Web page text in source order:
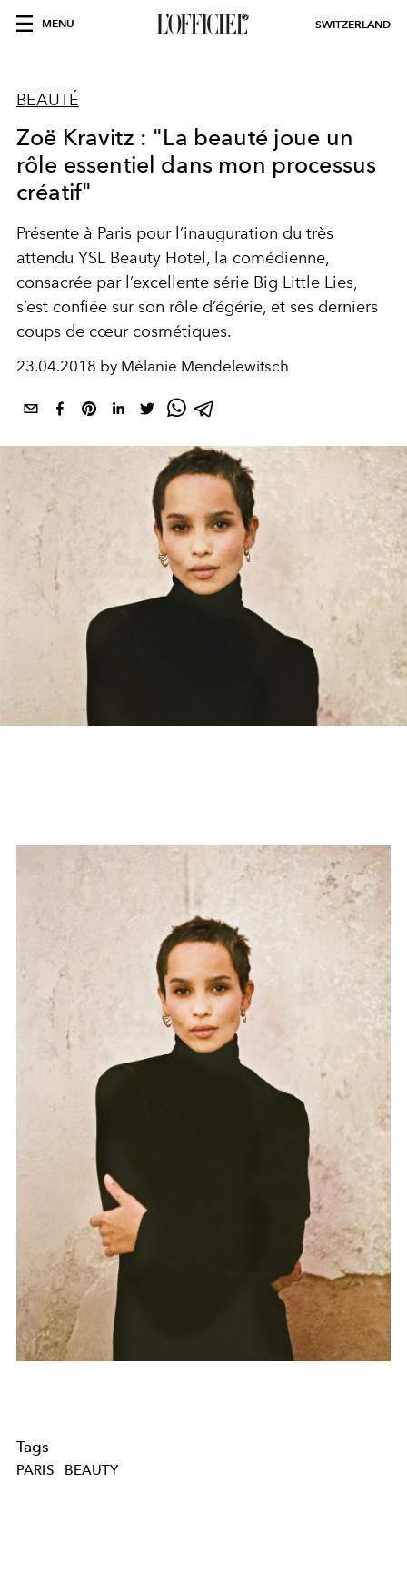
MENU SWITZERLAND
BEAUTÉ
Zoë Kravitz : "La beauté joue un
rôle essentiel dans mon processus
créatif"
Présente à Paris pour l’inauguration du très
attendu YSL Beauty Hotel, la comédienne,
consacrée par l’excellente série Big Little Lies,
s’est confiée sur son rôle d’égérie, et ses derniers
coups de cœur cosmétiques.
23.04.2018 by Mélanie Mendelewitsch
Tags
PARIS BEAUTY